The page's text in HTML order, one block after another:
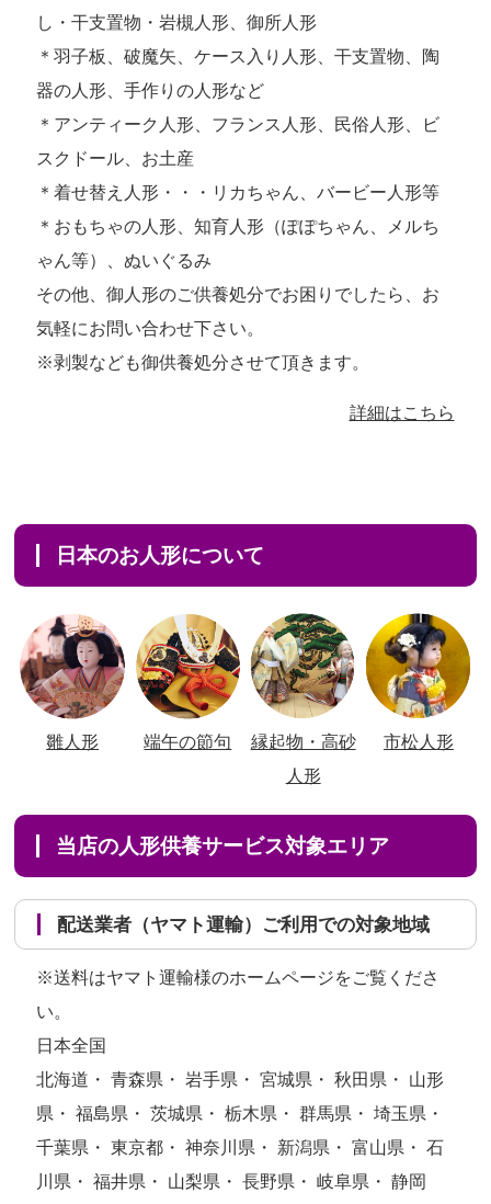
し・干支置物・岩槻人形、御所人形
＊羽子板、破魔矢、ケース入り人形、干支置物、陶
器の人形、手作りの人形など
＊アンティーク人形、フランス人形、民俗人形、ビ
スクドール、お土産
＊着せ替え人形・・・リカちゃん、バービー人形等
＊おもちゃの人形、知育人形（ぽぽちゃん、メルち
ゃん等）、ぬいぐるみ
その他、御人形のご供養処分でお困りでしたら、お
気軽にお問い合わせ下さい。
※剥製なども御供養処分させて頂きます。
詳細はこちら
日本のお人形について
雛人形 端午の節句
縁起物・高砂
人形
市松人形
当店の人形供養サービス対象エリア
配送業者（ヤマト運輸）ご利用での対象地域
※送料はヤマト運輸様のホームページをご覧くださ
い。
日本全国
北海道・ 青森県・ 岩手県・ 宮城県・ 秋田県・ 山形
県・ 福島県・ 茨城県・ 栃木県・ 群馬県・ 埼玉県・
千葉県・ 東京都・ 神奈川県・ 新潟県・ 富山県・ 石
川県・ 福井県・ 山梨県・ 長野県・ 岐阜県・ 静岡